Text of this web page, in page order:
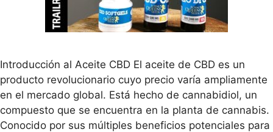
Introducción al Aceite CBD El aceite de CBD es un
producto revolucionario cuyo precio varía ampliamente
en el mercado global. Está hecho de cannabidiol, un
compuesto que se encuentra en la planta de cannabis.
Conocido por sus múltiples beneficios potenciales para